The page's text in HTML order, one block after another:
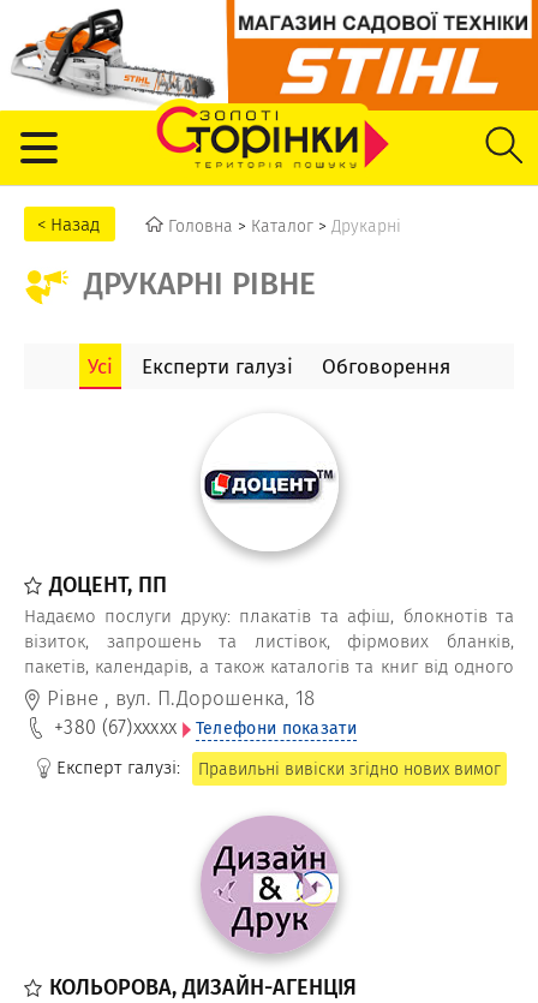
Головна > Каталог > Друкарні
ДРУКАРНІ РІВНЕ
Усі Експерти галузі Обговорення
ДОЦЕНТ, ПП
Надаємо послуги друку: плакатів та афіш, блокнотів та
візиток, запрошень та листівок, фірмових бланків,
пакетів, календарів, а також каталогів та книг від одного
екземпляра
Рівне , вул. П.Дорошенка, 18
+380 (67)xxxxx Телефони показати
Експерт галузі: Правильні вивіски згідно нових вимог
КОЛЬОРОВА, ДИЗАЙН-АГЕНЦІЯ